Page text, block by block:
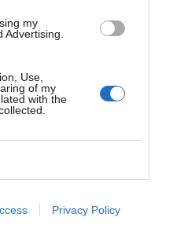
my
Advertising.
Use,
of my
with the
Privacy Policy
de Oviedo
un apoyo esencial en
infantil
de farmacia: claves